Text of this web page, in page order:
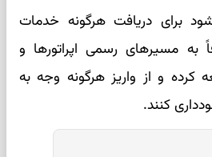
برای دریافت هرگونه خدمات
به مسیرهای رسمی اپراتورها و
کرده و از واریز هرگونه وجه به
کنند.